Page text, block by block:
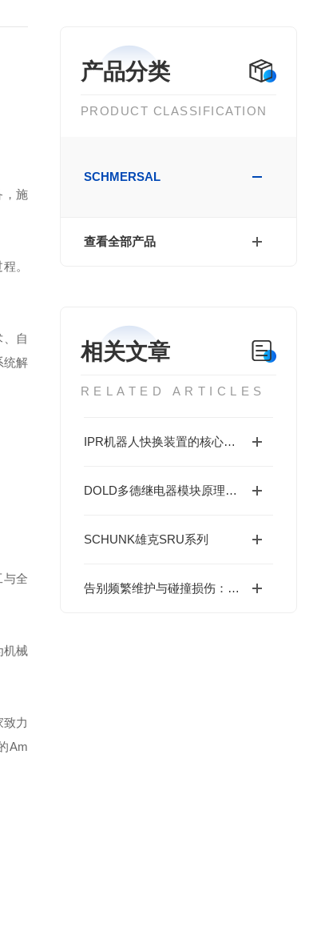
产品分类
PRODUCT CLASSIFICATION
SCHMERSAL
查看全部产品
相关文章
RELATED ARTICLES
IPR机器人快换装置的核心优势在于其快速更换能力
DOLD多德继电器模块原理及使用要求
SCHUNK雄克SRU系列
告别频繁维护与碰撞损伤：IPR夹爪气缸的耐用设计
，施
。
自
统解
与全
机械
力
Am